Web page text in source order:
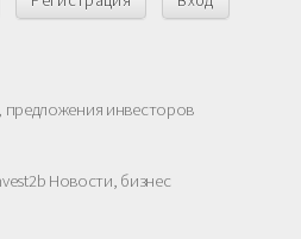
предложения инвесторов
Новости, бизнес